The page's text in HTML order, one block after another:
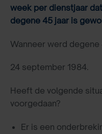
week per dienstjaar
degene 45 jaar is
Wanneer werd degene
24 september 1984.
Heeft de volgende
voorgedaan?
Er is een